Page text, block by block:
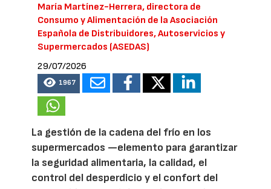
María Martínez-Herrera, directora de
Consumo y Alimentación de la Asociación
Española de Distribuidores, Autoservicios y
Supermercados (ASEDAS)
29/07/2026
1967
La gestión de la cadena del frío en los
supermercados —elemento para garantizar
la seguridad alimentaria, la calidad, el
control del desperdicio y el confort del